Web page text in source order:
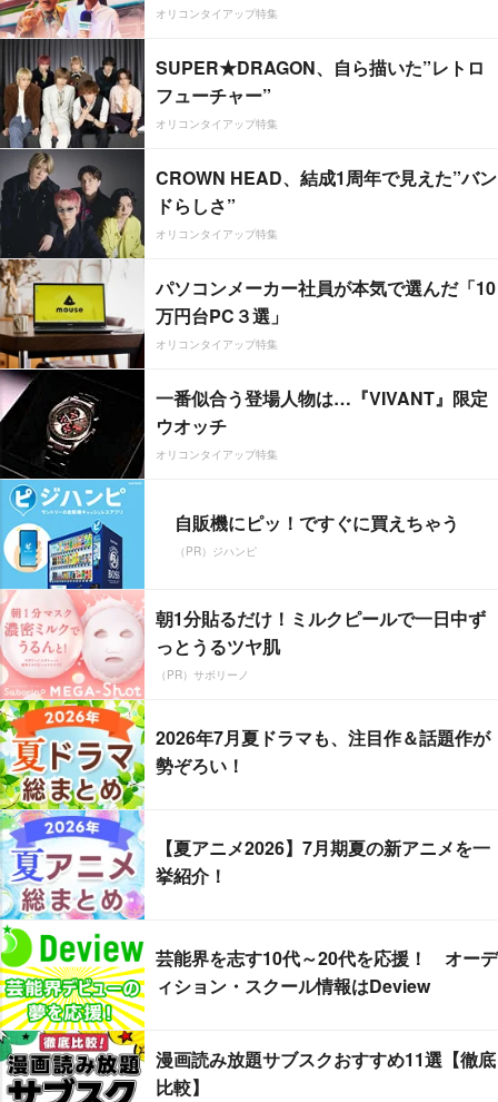
オリコンタイアップ特集
SUPER★DRAGON、自ら描いた”レトロ
フューチャー”
オリコンタイアップ特集
CROWN HEAD、結成1周年で見えた”バン
ドらしさ”
オリコンタイアップ特集
パソコンメーカー社員が本気で選んだ「10
万円台PC３選」
オリコンタイアップ特集
一番似合う登場人物は…『VIVANT』限定
ウオッチ
オリコンタイアップ特集
自販機にピッ！ですぐに買えちゃう
（PR）ジハンピ
朝1分貼るだけ！ミルクピールで一日中ず
っとうるツヤ肌
（PR）サボリーノ
2026年7月夏ドラマも、注目作＆話題作が
勢ぞろい！
【夏アニメ2026】7月期夏の新アニメを一
挙紹介！
芸能界を志す10代～20代を応援！ オーデ
ィション・スクール情報はDeview
漫画読み放題サブスクおすすめ11選【徹底
比較】